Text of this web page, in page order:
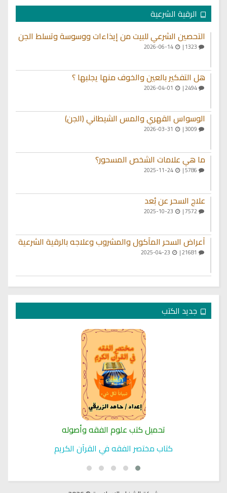
الرقية الشرعية
التحصين الشرعي للبيت من إيذاءات ووسوسة وتسلط الجن
2026-06-14
هل التفكير بالعين والخوف منها يجلبها ؟
2494 |
الوسواس القهري والمس الشيطاني (الجن)
ما هي علامات الشخص المسحور؟
2025-11-24
علاج السحر عن بُعد
أعراض السحر المأكول والمشروب وعلاجه بالرقية الشرعية
جديد الكتب
تحميل كتب علوم الفقه وأصوله
كتاب مختصر الفقه في القرآن الكريم